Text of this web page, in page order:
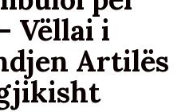
Vëllai i
Artilës